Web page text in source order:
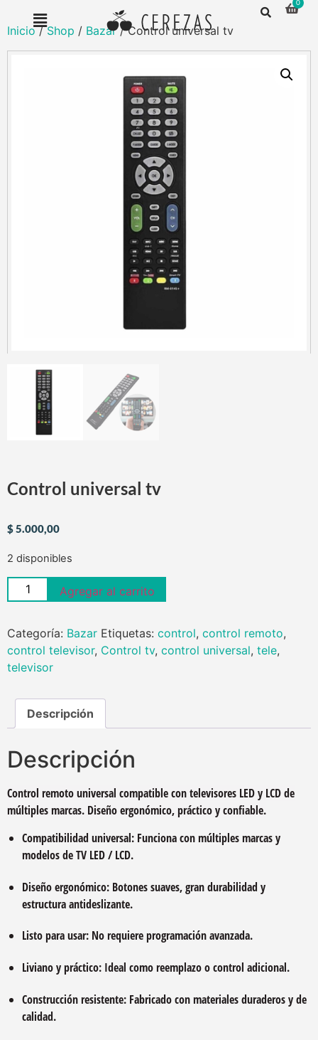
Inicio/Shop / Bazar/ Control universal tv
Control universal tv
$5.000,00
2 disponibles
Agregar al carrito
Categoría: Bazar Etiquetas: control, control remoto,
control televisor, Control tv, control universal, tele,
televisor
Descripción
Descripción
Control remoto universal compatible con televisores LED y LCD de
múltiples marcas. Diseño ergonómico, práctico y confiable.
Compatibilidad universal: Funciona con múltiples marcas y
modelos de TV LED / LCD.
Diseño ergonómico: Botones suaves, gran durabilidad y
estructura antideslizante.
Listo para usar: No requiere programación avanzada.
Liviano y práctico: Ideal como reemplazo o control adicional.
Construcción resistente: Fabricado con materiales duraderos y de
calidad.